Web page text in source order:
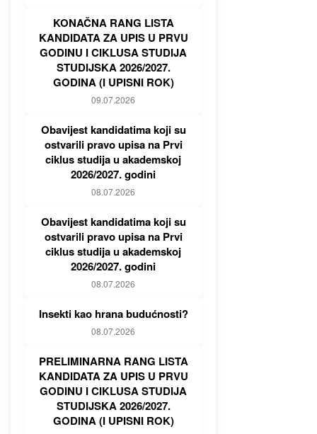
KONAČNA RANG LISTA
KANDIDATA ZA UPIS U PRVU
GODINU I CIKLUSA STUDIJA
STUDIJSKA 2026/2027.
GODINA (I UPISNI ROK)
09.07.2026
Obavijest kandidatima koji su
ostvarili pravo upisa na Prvi
ciklus studija u akademskoj
2026/2027. godini
08.07.2026
Obavijest kandidatima koji su
ostvarili pravo upisa na Prvi
ciklus studija u akademskoj
2026/2027. godini
08.07.2026
Insekti kao hrana budućnosti?
08.07.2026
PRELIMINARNA RANG LISTA
KANDIDATA ZA UPIS U PRVU
GODINU I CIKLUSA STUDIJA
STUDIJSKA 2026/2027.
GODINA (I UPISNI ROK)